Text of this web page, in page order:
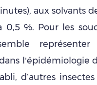
aux solvants
%. Pour les
l’épidémiologie
d’autres